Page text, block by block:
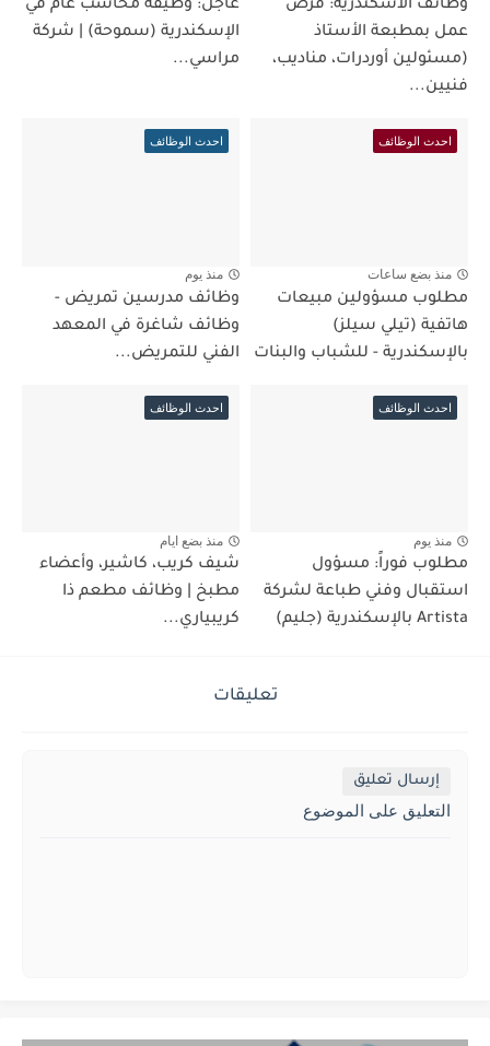
وظائف الاسكندرية: فرص
عمل بمطبعة الأستاذ
(مسئولين أوردرات، مناديب،
فنيين...
عاجل: وظيفة محاسب عام في
الإسكندرية (سموحة) | شركة
مراسي...
احدث الوظائف
منذ بضع ساعات
مطلوب مسؤولين مبيعات
هاتفية (تيلي سيلز)
بالإسكندرية - للشباب والبنات
احدث الوظائف
منذ يوم
وظائف مدرسين تمريض -
وظائف شاغرة في المعهد
الفني للتمريض...
احدث الوظائف
منذ يوم
مطلوب فوراً: مسؤول
استقبال وفني طباعة لشركة
Artista بالإسكندرية (جليم)
احدث الوظائف
منذ بضع ايام
شيف كريب، كاشير، وأعضاء
مطبخ | وظائف مطعم ذا
كريبياري...
تعليقات
إرسال تعليق
التعليق على الموضوع